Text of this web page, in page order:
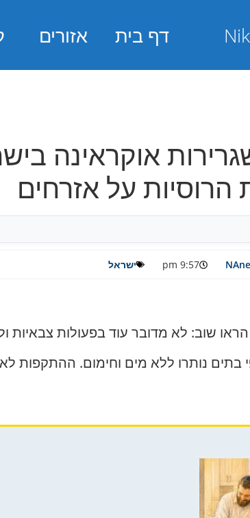
דף בית אזורים
אוקראינה
על אזרחים
9:57 pm ישראל
שוב: לא מדובר עוד בפעולות צבאיות
נותרו ללא מים וחימום. ההתקפות